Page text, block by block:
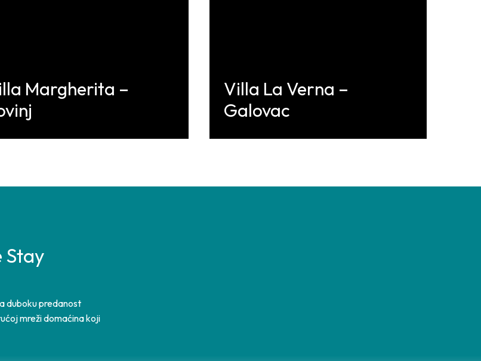
Margherita –
More
Villa La Verna –
Galovac
Discover More
Stay
duboku predanost
mreži domaćina koji